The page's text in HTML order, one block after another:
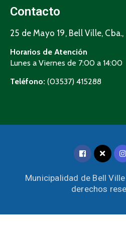
Contacto
25 de Mayo 19, Bell Ville,
Horarios de Atención
Lunes a Viernes de 7:00 a 14:00
Teléfono: (03537) 415288
Municipalidad de Bell
derechos